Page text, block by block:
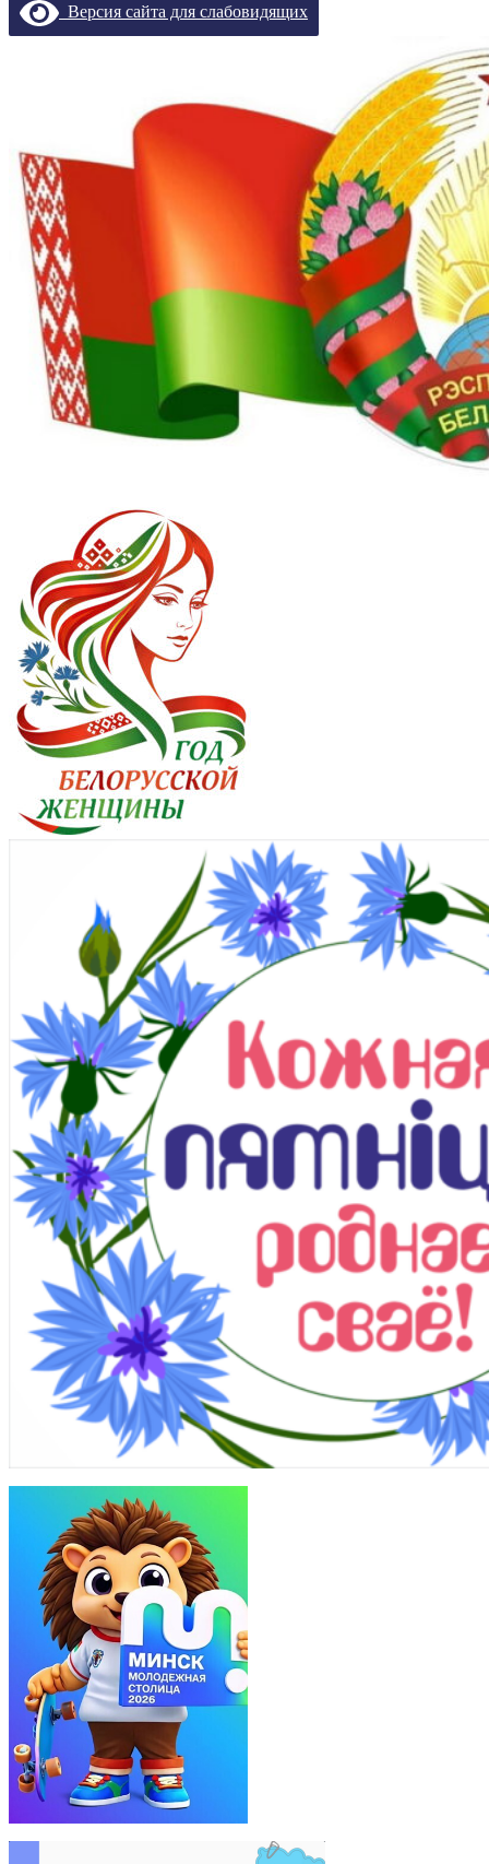
Версия сайта для слабовидящих